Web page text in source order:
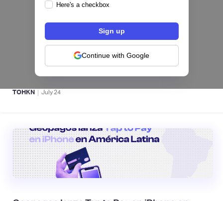
Here's a checkbox
Continue with Google
Fintech salvadoreña TOHKN lanza plataforma
para invertir desde US$10 en acciones de EE.
UU. y criptomonedas
ACTIVOS DIGITALES 👾
TOHKN | July 24